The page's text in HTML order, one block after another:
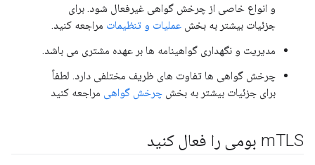
و انواع خاصی از چرخش گواهی غیرفعال شود. برای
جزئیات بیشتر به بخش عملیات و تنظیمات مراجعه کنید.
مدیریت و نگهداری گواهینامه ها بر عهده مشتری می باشد.
چرخش گواهی ها تفاوت های ظریف مختلفی دارد. لطفاً
برای جزئیات بیشتر به بخش چرخش گواهی مراجعه کنید
mTLS بومی را فعال کنید